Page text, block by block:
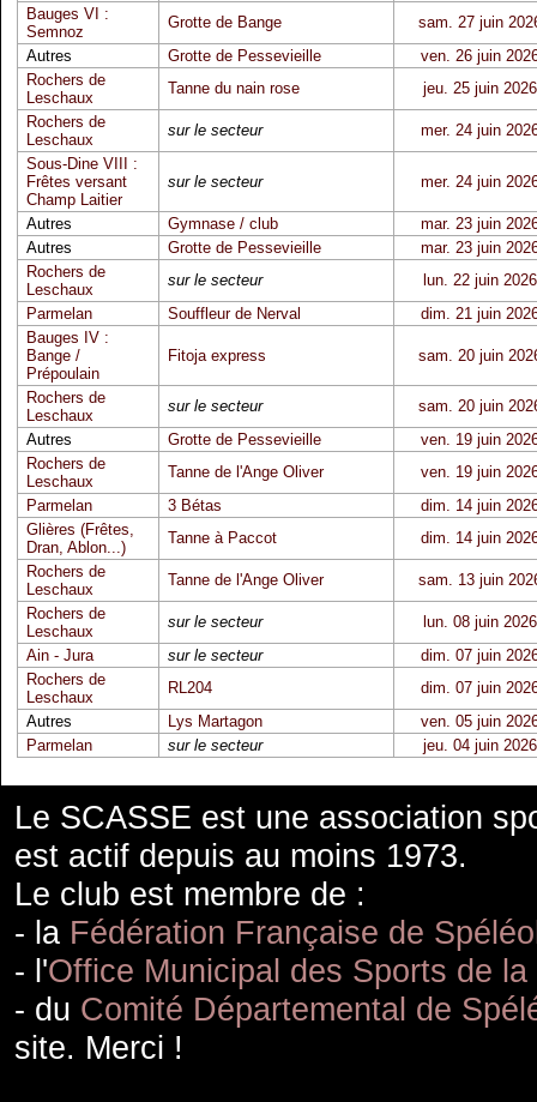
Bauges VI :
Semnoz
Grotte de Bange
sam. 27 juin
Autres
Grotte de Pessevieille
ven. 26 juin
Rochers de
Leschaux
Tanne du nain rose
jeu. 25 juin 2026
Rochers de
Leschaux
sur le secteur
mer. 24 juin
Sous-Dine VIII :
Frêtes versant
Champ Laitier
sur le secteur mer. 24 juin
Autres Gymnase / club
mar. 23 juin
Autres
Grotte de Pessevieille
mar. 23 juin
Rochers de
Leschaux
sur le secteur
lun. 22 juin 2026
Parmelan
Souffleur de Nerval
dim. 21 juin
Bauges IV :
Bange /
Prépoulain
Fitoja express sam. 20 juin
Rochers de
Leschaux
sur le secteur
sam. 20 juin
Autres
Grotte de Pessevieille
ven. 19 juin
Rochers de
Leschaux
Tanne de l'Ange Oliver
ven. 19 juin
Parmelan
3 Bétas
dim. 14 juin
Glières (Frêtes,
Dran, Ablon...)
Tanne à Paccot
dim. 14 juin
Rochers de
Leschaux
Tanne de l'Ange Oliver
sam. 13 juin
Rochers de
Leschaux
sur le secteur
lun. 08 juin 2026
Ain - Jura
sur le secteur
dim. 07 juin
Rochers de
Leschaux
RL204
dim. 07 juin
Autres
Lys Martagon
ven. 05 juin
Parmelan
sur le secteur jeu. 04 juin 2026
Le SCASSE est une association
est actif depuis au moins 1973.
Le club est membre de :
- la Fédération Française de
- l'Office Municipal des Sports de
- du Comité Départemental de
site. Merci !